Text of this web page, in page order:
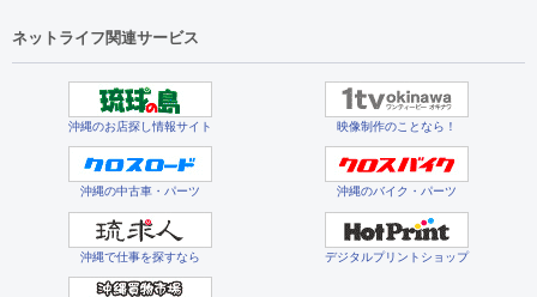
ネットライフ関連サービス
沖縄のお店探し情報サイト 映像制作のことなら！
沖縄の中古車・パーツ 沖縄のバイク・パーツ
沖縄で仕事を探すなら デジタルプリントショップ